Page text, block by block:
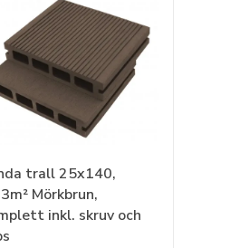
trall 25x140,
Mörkbrun,
inkl. skruv och